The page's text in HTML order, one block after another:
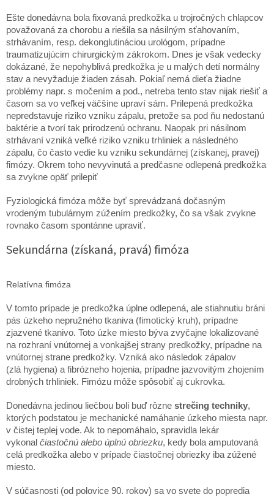
Ešte donedávna bola fixovaná predkožka u trojročných chlapcov
považovaná za chorobu a riešila sa násilným sťahovaním,
strhávaním, resp. dekonglutináciou urológom, prípadne
traumatizujúcim chirurgickým zákrokom. Dnes je však vedecky
dokázané, že nepohyblivá predkožka je u malých detí normálny
stav a nevyžaduje žiaden zásah. Pokiaľ nemá dieťa žiadne
problémy napr. s močením a pod., netreba tento stav nijak riešiť a
časom sa vo veľkej väčšine upraví sám. Prilepená predkožka
nepredstavuje riziko vzniku zápalu, pretože sa pod ňu nedostanú
baktérie a tvorí tak prirodzenú ochranu. Naopak pri násilnom
strhávaní vzniká veľké riziko vzniku trhliniek a následného
zápalu, čo často vedie ku vzniku sekundárnej (získanej, pravej)
fimózy. Okrem toho nevyvinutá a predčasne odlepená predkožka
sa zvykne opäť prilepiť
Fyziologická fimóza môže byť sprevádzaná dočasným
vrodeným tubulárnym zúžením predkožky, čo sa však zvykne
rovnako časom spontánne upraviť.
Sekundárna (získaná, pravá) fimóza
Relatívna fimóza
V tomto prípade je predkožka úplne odlepená, ale stiahnutiu bráni
pás úzkeho nepružného tkaniva (fimotický kruh), prípadne
zjazvené tkanivo. Toto úzke miesto býva zvyčajne lokalizované
na rozhraní vnútornej a vonkajšej strany predkožky, prípadne na
vnútornej strane predkožky. Vzniká ako následok zápalov
(zlá hygiena) a fibrózneho hojenia, prípadne jazvovitým zhojením
drobných trhliniek. Fimózu môže spôsobiť aj cukrovka.
Donedávna jedinou liečbou boli buď rôzne strečing techniky,
ktorých podstatou je mechanické namáhanie úzkeho miesta napr.
v čistej teplej vode. Ak to nepomáhalo, spravidla lekár
vykonal čiastočnú alebo úplnú obriezku, kedy bola amputovaná
celá predkožka alebo v prípade čiastočnej obriezky iba zúžené
miesto.
V súčasnosti (od polovice 90. rokov) sa vo svete do popredia